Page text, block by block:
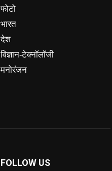
फोटो
भारत
देश
विज्ञान-टेक्नॉलॉजी
मनोरंजन
FOLLOW US